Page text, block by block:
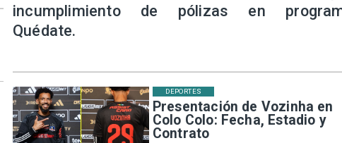
Presentación de Vozinha en
Colo Colo: Fecha, Estadio y
Contrato
DEPORTES
incumplimiento de pólizas en
Quédate.